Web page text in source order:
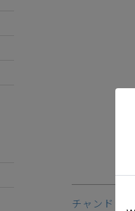
チャンドラポ
PCモニターにより色目に相違
無くご使用にならないで下さ
、一部商品にて割引率が異な